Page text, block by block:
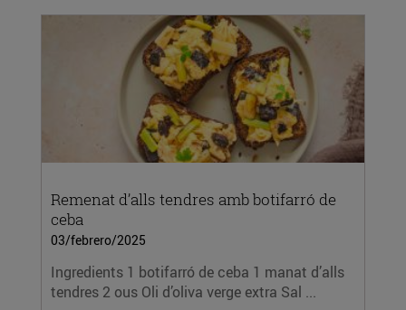
Remenat d’alls tendres amb botifarró de
ceba
03/febrero/2025
Ingredients 1 botifarró de ceba 1 manat d’alls
tendres 2 ous Oli d’oliva verge extra Sal ...